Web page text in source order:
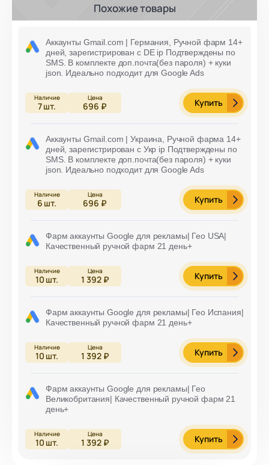
Похожие товары
Аккаунты Gmail.com | Германия, Ручной фарм 14+
дней, зарегистрирован с DE ip Подтверждены по
SMS. В комплекте доп.почта(без пароля) + куки
json. Идеально подходит для Google Ads
7шт. 696 ₽ Купить
Аккаунты Gmail.com | Украина, Ручной фарма 14+
дней, зарегистрирован с Укр ip Подтверждены по
SMS. В комплекте доп.почта(без пароля) + куки
json. Идеально подходит для Google Ads
6 шт. 696 ₽ Купить
Фарм аккаунты Google для рекламы| Гео USA|
Качественный ручной фарм 21 день+
10 шт. 1 392 ₽ Купить
Фарм аккаунты Google для рекламы| Гео Испания|
Качественный ручной фарм 21 день+
10 шт. 1 392 ₽ Купить
Фарм аккаунты Google для рекламы| Гео
Великобритания| Качественный ручной фарм 21
день+
10 шт. 1 392 ₽ Купить